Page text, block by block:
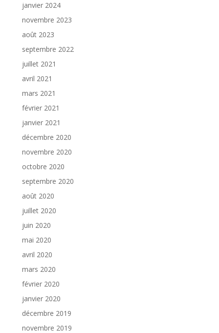
janvier 2024
novembre 2023
août 2023
septembre 2022
juillet 2021
avril 2021
mars 2021
février 2021
janvier 2021
décembre 2020
novembre 2020
octobre 2020
septembre 2020
août 2020
juillet 2020
juin 2020
mai 2020
avril 2020
mars 2020
février 2020
janvier 2020
décembre 2019
novembre 2019